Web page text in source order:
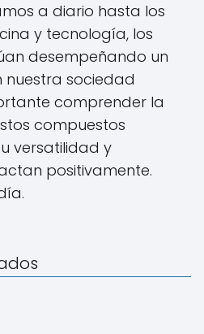
a diario hasta los
y tecnología, los
desempeñando un
nuestra sociedad
comprender la
compuestos
versatilidad y
positivamente.